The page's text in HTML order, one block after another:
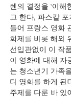
렌의 결정을 '이해
고 한다, 파스칼
들어 프랑스 영화
화제를 비롯 해외
선입관없이 이 작
이 영화에 대해 자
는 청소년기 가족
디 영화를 하게 된
주제를 다룬 바 있